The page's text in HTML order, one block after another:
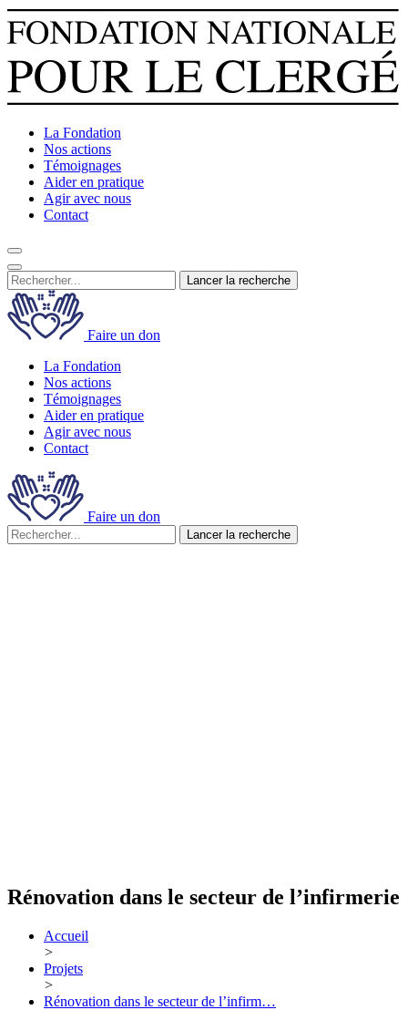
La Fondation
Nos actions
Témoignages
Aider en pratique
Agir avec nous
Contact
Lancer la recherche
Faire un don
La Fondation
Nos actions
Témoignages
Aider en pratique
Agir avec nous
Contact
Faire un don
Lancer la recherche
Rénovation dans le secteur de l’infirmerie
Accueil
>
Projets
>
Rénovation dans le secteur de l’infirm…